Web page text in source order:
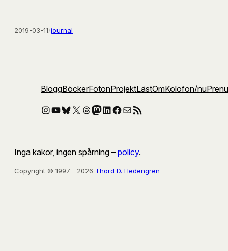
2019-03-11/journal
BloggBöckerFotonProjektLästOmKolofon/nu
Instagram
YouTube
Bluesky
X Threads
Mastodon
LinkedIn
Facebook
E-postRSS-flöde
Inga kakor, ingen spårning – policy.
Copyright © 1997—2026 Thord D. Hedengren